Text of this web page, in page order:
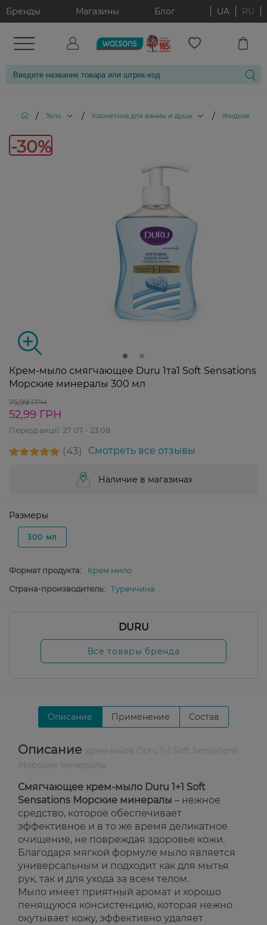
Бренды Магазины Блог UA RU
/ Тело / Косметика для ванны и душа / Жидкое
-30%
Крем-мыло смягчающее Duru 1та1 Soft Sensations
Морские минералы 300 мл
75,99 ГРН
52,99 ГРН
Період акції: 27 07 - 23 08
43 Смотреть все отзывы
Наличие в магазинах
Размеры
300 мл
Формат продукта:
Крем мило
Страна-производитель:
Туреччина
DURU
Все товары бренда
Описание Применение Состав
Описание
Смягчающее крем-мыло Duru 1+1 Soft
Sensations Морские минералы – нежное
средство, которое обеспечивает
эффективное и в то же время деликатное
очищение, не повреждая здоровье кожи.
Благодаря мягкой формуле мыло является
универсальным и подходит как для мытья
рук, так и для ухода за всем телом.
Мыло имеет приятный аромат и хорошо
пенящуюся консистенцию, которая нежно
окутывает кожу, эффективно удаляет